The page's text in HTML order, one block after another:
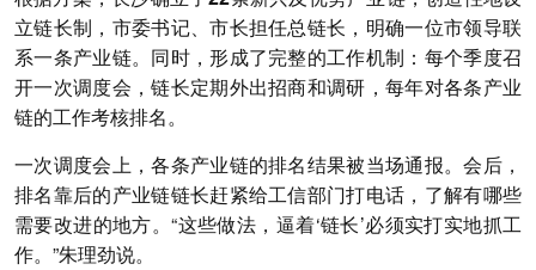
立链长制，市委书记、市长担任总链长，明确一位市领导联
系一条产业链。同时，形成了完整的工作机制：每个季度召
开一次调度会，链长定期外出招商和调研，每年对各条产业
链的工作考核排名。
一次调度会上，各条产业链的排名结果被当场通报。会后，
排名靠后的产业链链长赶紧给工信部门打电话，了解有哪些
需要改进的地方。“这些做法，逼着‘链长’必须实打实地抓工
作。”朱理劲说。